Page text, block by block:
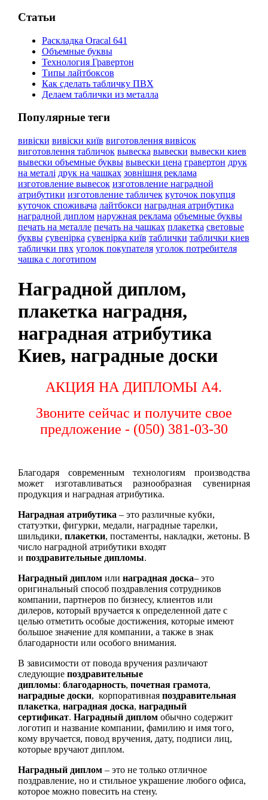
Статьи
Раскладка Oracal 641
Объемные буквы
Технология Гравертон
Типы лайтбоксов
Как сделать табличку ПВХ
Делаем таблички из металла
Популярные теги
вивіски вивіски київ виготовлення вивісок
виготовлення табличок вывеска вывески вывески киев
вывески объемные буквы вывески цена гравертон друк
на металі друк на чашках зовнішня реклама
изготовление вывесок изготовление наградной
атрибутики изготовление табличек куточок покупця
куточок споживача лайтбокси наградная атрибутика
наградной диплом наружная реклама объемные буквы
печать на металле печать на чашках плакетка световые
буквы сувенірка сувенірка київ таблички таблички киев
таблички пвх уголок покупателя уголок потребителя
чашка с логотипом
Наградной диплом,
плакетка наградня,
наградная атрибутика
Киев, наградные доски
АКЦИЯ НА ДИПЛОМЫ А4.
Звоните сейчас и получите свое
предложение - (050) 381-03-30
Благодаря современным технологиям производства
может изготавливаться разнообразная сувенирная
продукция и наградная атрибутика.
Наградная атрибутика – это различные кубки,
статуэтки, фигурки, медали, наградные тарелки,
шильдики, плакетки, постаменты, накладки, жетоны. В
число наградной атрибутики входят
и поздравительные дипломы.
Наградный диплом или наградная доска– это
оригинальный способ поздравления сотрудников
компании, партнеров по бизнесу, клиентов или
дилеров, который вручается к определенной дате с
целью отметить особые достижения, которые имеют
большое значение для компании, а также в знак
благодарности или особого внимания.
В зависимости от повода вручения различают
следующие поздравительные
дипломы: благодарность, почетная грамота,
наградные доски, корпоративная поздравительная
плакетка, наградная доска, наградный
сертификат. Наградный дипломобычно содержит
логотип и название компании, фамилию и имя того,
кому вручается, повод вручения, дату, подписи лиц,
которые вручают диплом.
Наградный диплом– это не только отличное
поздравление, но и стильное украшение любого офиса,
которое можно повесить на стену.